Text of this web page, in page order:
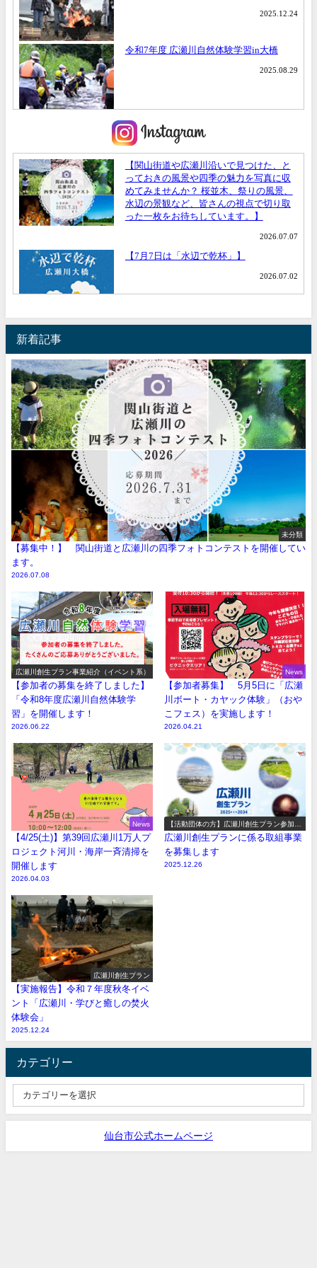
新着記事
未分類
【募集中！】 関山街道と広瀬川の四季フォトコンテストを開催してい
ます。
2026.07.08
広瀬川創生プラン事業紹介（イベント系）
【参加者の募集を終了しました】
「令和8年度広瀬川自然体験学
習」を開催します！
2026.06.22
News
【参加者募集】 5月5日に「広瀬
川ボート・カヤック体験」（おや
こフェス）を実施します！
2026.04.21
News
【4/25(土)】第39回広瀬川1万人プ
ロジェクト河川・海岸一斉清掃を
開催します
2026.04.03
【活動団体の方】広瀬川創生プラン参加事
業の募集
広瀬川創生プランに係る取組事業
を募集します
2025.12.26
広瀬川創生プラン
【実施報告】令和７年度秋冬イベ
ント「広瀬川・学びと癒しの焚火
体験会」
2025.12.24
カテゴリー
仙台市公式ホームページ